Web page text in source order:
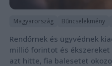
Magyarország Bűncselekmény
Rendőrnek és ügyvédnek
millió forintot és
azt hitte, fia balesetet